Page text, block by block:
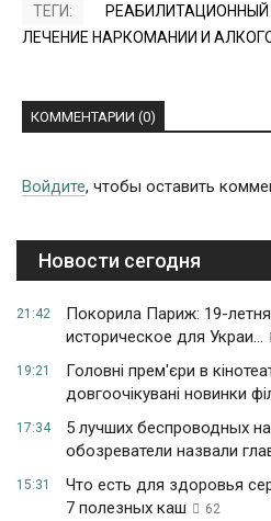
ТЕГИ: РЕАБИЛИТАЦИОННЫЙ
ЛЕЧЕНИЕ НАРКОМАНИИ И
КОММЕНТАРИИ (0)
Войдите, чтобы оставить
Новости сегодня
21:42
Покорила Париж: 19-
историческое для Украи...
19:21
Головні прем'єри в
довгоочікувані новинки
17:34
5 лучших беспроводных
обозреватели назвали
15:31
Что есть для здоровья
7 полезных каш
62